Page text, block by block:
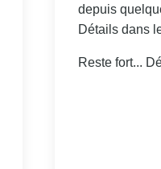
depuis
Détails dans
Reste fort...